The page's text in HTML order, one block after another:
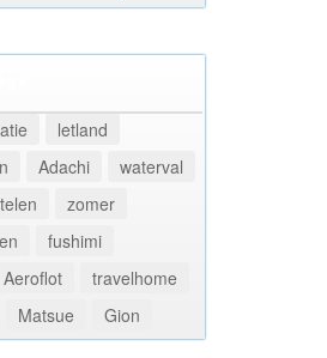
letland
Adachi
waterval
zomer
fushimi
Aeroflot
travelhome
Matsue Gion